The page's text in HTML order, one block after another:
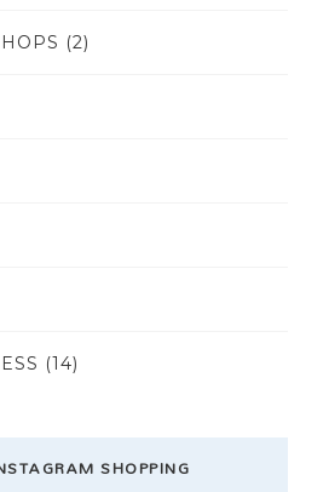
(2)
(14)
SHOPPING